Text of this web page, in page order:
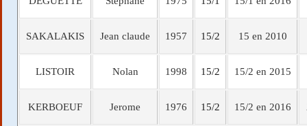
SAKALAKIS Jean claude 1957 15/2 15 en 2010
LISTOIR Nolan 1998 15/2 15/2 en 2015
KERBOEUF Jerome 1976 15/2 15/2 en 2016